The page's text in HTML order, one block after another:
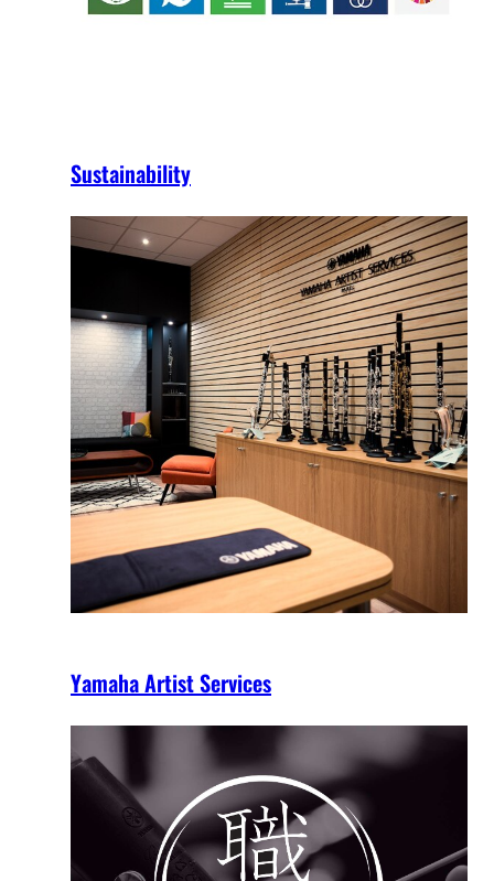
Sustainability
Yamaha Artist Services